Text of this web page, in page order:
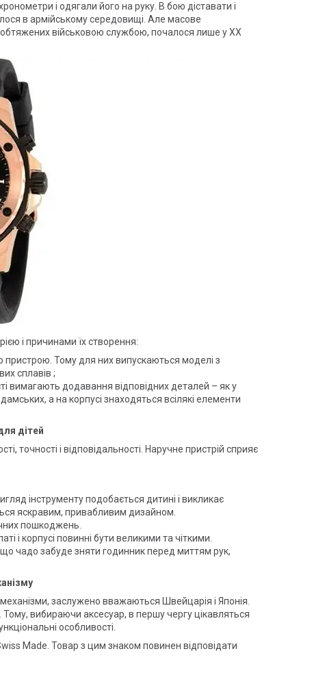
і одягали його на руку. В бою діставати і
в армійському середовищі. Але масове
військовою службою, почалося лише у ХХ
і причинами їх створення:
пристрою. Тому для них випускаються моделі з
сплавів ;
вимагають додавання відповідних деталей – як у
а на корпусі знаходяться всілякі елементи
дітей
точності і відповідальності. Наручне пристрій сприяє
інструменту подобається дитині і викликає
яскравим, привабливим дизайном.
пошкоджень.
і корпусі повинні бути великими та чіткими.
чадо забуде зняти годинник перед миттям рук,
заслужено вважаються Швейцарія і Японія.
Тому, вибираючи аксесуар, в першу чергу цікавляться
особливості.
Made. Товар з цим знаком повинен відповідати